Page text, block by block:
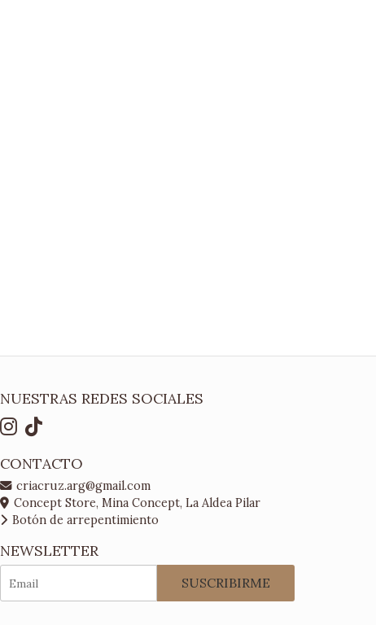
NUESTRAS REDES SOCIALES
CONTACTO
criacruz.arg@gmail.com
Concept Store, Mina Concept, La Aldea Pilar
Botón de arrepentimiento
NEWSLETTER
SUSCRIBIRME